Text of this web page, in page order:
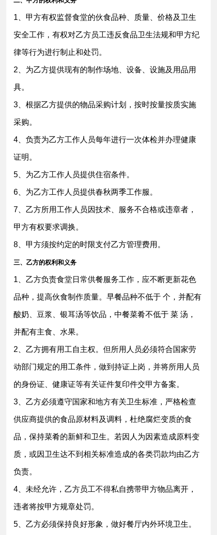
1、甲方有权监督食堂的伙食品种、质量、价格及卫生
安全工作，有权对乙方员工违反食品卫生法规和甲方纪
律等行为进行制止和处罚。
2、为乙方提供现有的制作场地、设备、设施及用品用
具。
3、根据乙方提供的物品采购计划，按时按量按质实施
采购。
4、负责为乙方工作人员每年进行一次体检并办理健康
证明。
5、为乙方工作人员提供住宿条件。
6、为乙方工作人员提供春秋两季工作服。
7、乙方所用工作人员因技术、服务不合格或违章者，
甲方有权要求调换。
8、甲方须按约定的时限支付乙方管理费用。
三、乙方的权利和义务
1、乙方负责食堂日常供餐服务工作，应不断更新花色
品种，提高伙食制作质量。早餐品种不低于 个，并配有
酸奶、豆浆、银耳汤等饮品，中餐菜肴不低于 菜 汤，
并配有主食、水果。
2、乙方拥有用工自主权。但所用人员必须符合国家劳
动部门规定的用工条件，做到持证上岗，并将所用人员
的身份证、健康证等有关证件复印件交甲方备案。
3、乙方必须遵守国家和地方有关卫生标准，严格检查
供应商提供的食品原材料及调料，杜绝腐烂变质的食
品，保持菜肴的新鲜和卫生。若因人为因素造成原料变
质，或因卫生达不到相关标准造成的各类罚款均由乙方
负责。
4、未经允许，乙方员工不得私自携带甲方物品离开，
违者将按甲方规章处罚。
5、乙方必须保持良好形象，做好餐厅内外环境卫生。